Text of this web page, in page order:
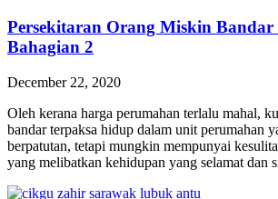
Persekitaran Orang Miskin
Bahagian 2
December 22, 2020
Oleh kerana harga perumahan terlalu mahal,
bandar terpaksa hidup dalam unit perumahan
berpatutan, tetapi mungkin mempunyai
yang melibatkan kehidupan yang selamat dan